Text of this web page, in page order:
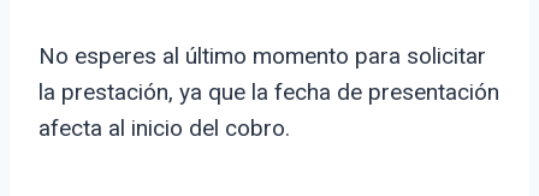
No esperes al último momento para solicitar
la prestación, ya que la fecha de presentación
afecta al inicio del cobro.